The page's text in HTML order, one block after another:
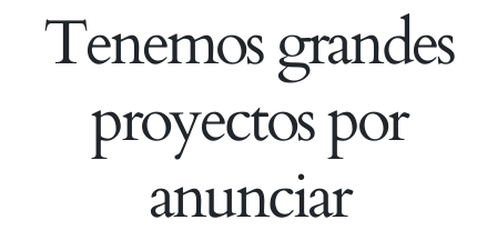
Tenemos grandes
proyectos por
anunciar